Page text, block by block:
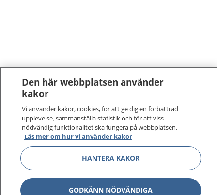
Den här webbplatsen använder
kakor
Vi använder kakor, cookies, för att ge dig en förbättrad
upplevelse, sammanställa statistik och för att viss
nödvändig funktionalitet ska fungera på webbplatsen.
Läs mer om hur vi använder kakor
HANTERA KAKOR
GODKÄNN NÖDVÄNDIGA